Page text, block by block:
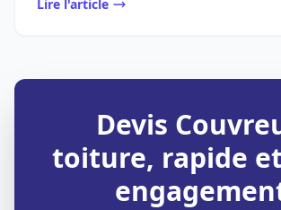
Lire l'article
Devis
toiture, rapide